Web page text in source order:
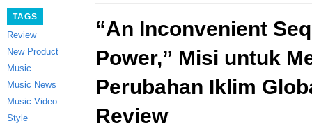
TAGS
Review
New Product
Music
Music News
Music Video
Style
“An Inconvenient
Power,” Misi untuk
Perubahan Iklim
Review